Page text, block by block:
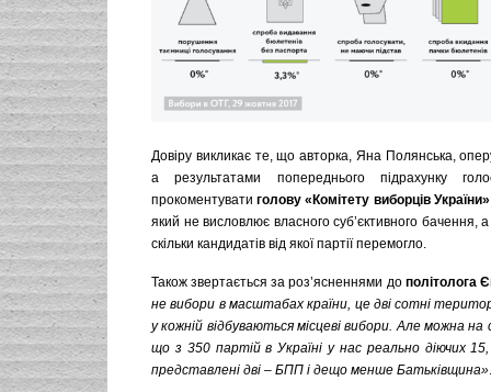
Довіру викликає те, що авторка, Яна Полянська,
а результатами попереднього підрахунку
прокоментуватиголову «Комітету виборців
який не висловлює власного суб’єктивного бачення,
скільки кандидатів від якої партії перемогло.
Також звертається за роз’ясненнями до політолога
не вибори в масштабах країни, це дві сотні
у кожній відбуваються місцеві вибори.Але можна на
що з 350 партій в Україні у нас реально діючих 15,
представлені дві – БПП і дещо менше Батьківщина».